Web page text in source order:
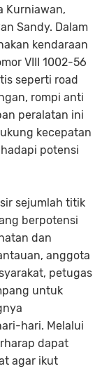
Kurniawan,
Sandy. Dalam
kendaraan
VIII 1002-56
seperti road
rompi anti
peralatan ini
kecepatan
potensi
sejumlah titik
berpotensi
dan
anggota
petugas
untuk
hari. Melalui
dapat
agar ikut